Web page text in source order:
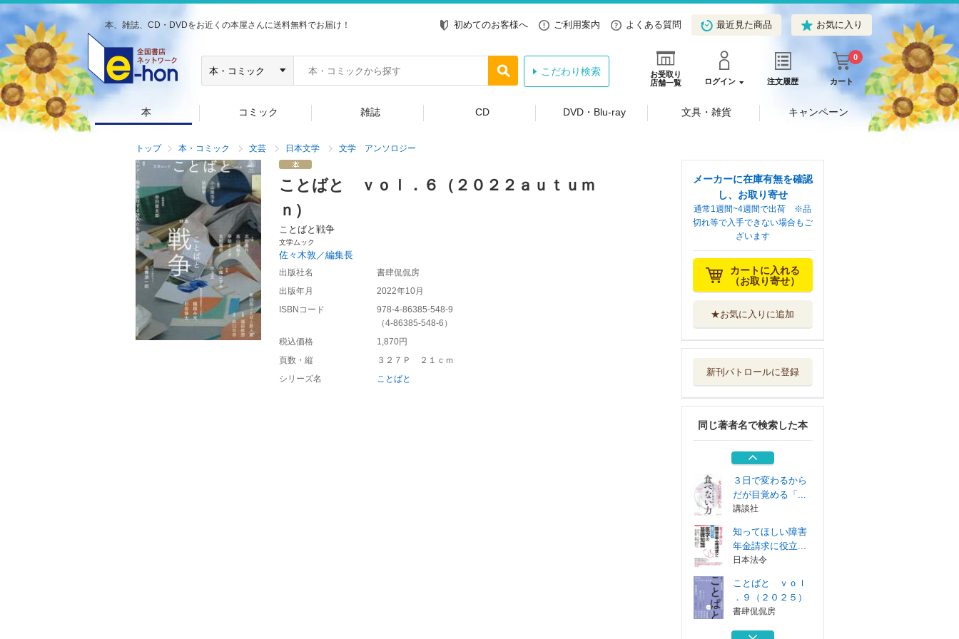
本、雑誌、CD・DVDをお近くの本屋さんに送料無料でお届け！ 初めてのお客様へ ご利用案内 よくある質問 最近見た商品 お気に入り
お受取り
店舗一覧
ログイン 注文履歴 カート
0
こだわり検索
本 コミック 雑誌 CD DVD・Blu-ray 文具・雑貨 キャンペーン
トップ 本・コミック 文芸 日本文学 文学 アンソロジー
ことばと ｖｏｌ．６（２０２２ａｕｔｕｍ
ｎ）
ことばと戦争
文学ムック
佐々木敦／編集長
出版社名
書肆侃侃房
出版年月
2022年10月
ISBNコード
978-4-86385-548-9
（4-86385-548-6 ）
税込価格
1,870円
頁数・縦
３２７Ｐ ２１ｃｍ
シリーズ名
ことばと
メーカーに在庫有無を確認
し、お取り寄せ
通常1週間~4週間で出荷 ※品
切れ等で入手できない場合もご
ざいます
カートに入れる
（お取り寄せ）
★お気に入りに追加
新刊パトロールに登録
同じ著者名で検索した本
ことばと ｖｏｌ
．９（２０２５）
メイド・イン・ジ
集英社
「書くこと」の哲
学 ことばの再...
講談社
３日で変わるから
だが目覚める「...
講談社
知ってほしい障害
年金請求に役立...
日本法令
ことばと ｖｏｌ
．９（２０２５）
書肆侃侃房
メイド・イン・ジ